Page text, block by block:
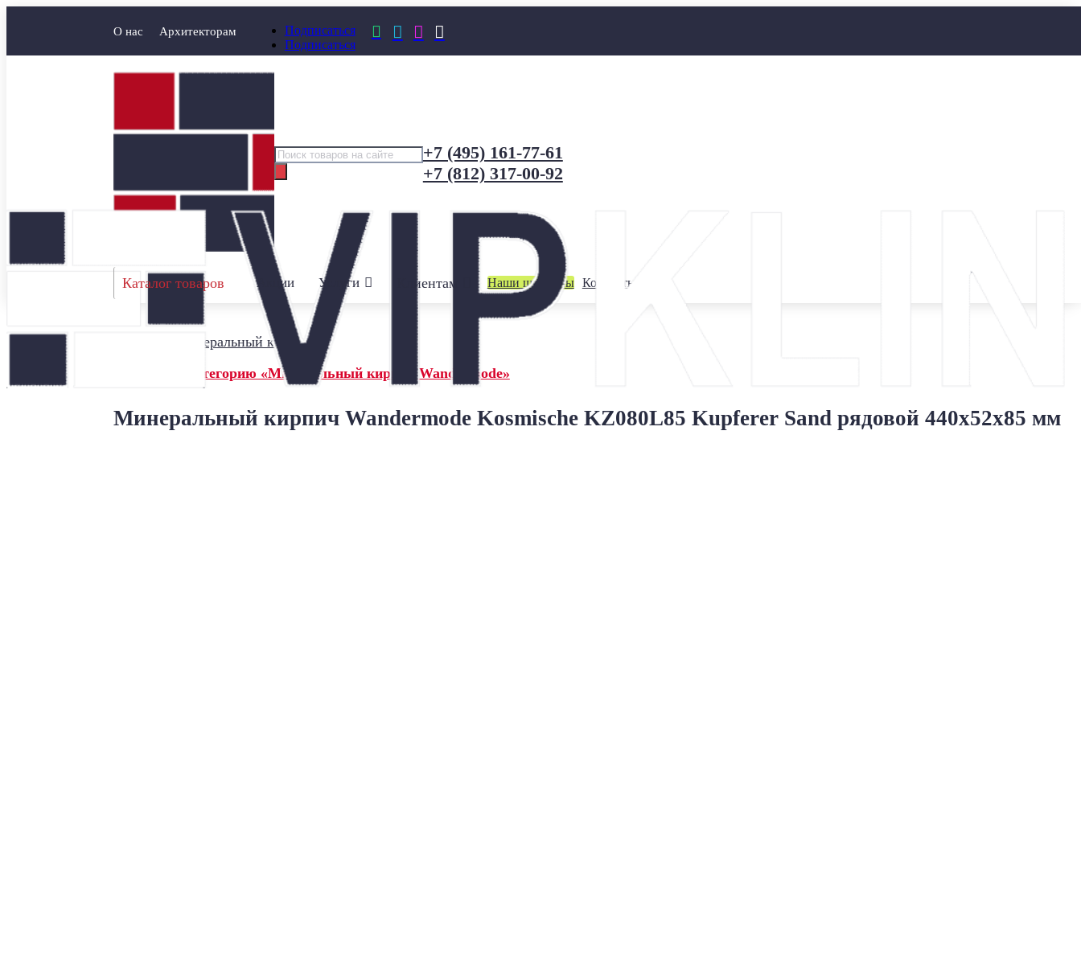
О нас Архитекторам
Подписаться
Подписаться
   
Поиск
товаров
+7 (495) 161-77-61
+7 (812) 317-00-92
Каталог товаров Акции Услуги Клиентам Наши шоурумы Контакты
Минеральный кирпич
← Назад в категорию «Минеральный кирпич Wandermode»
Минеральный кирпич Wandermode Kosmische KZ080L85 Kupferer Sand рядовой 440x52x85 мм